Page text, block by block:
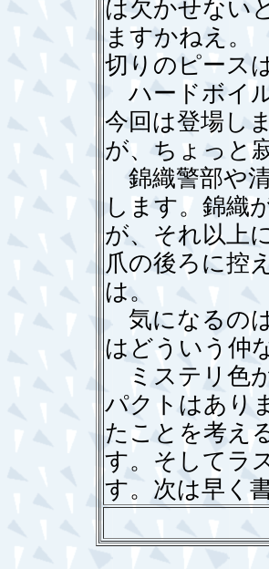
は欠かせない
ますかねえ。
切りのピース
ハードボイ
今回は登場し
が、ちょっと
錦織警部や
します。錦織
が、それ以上
爪の後ろに控
は。
気になるの
はどういう仲
ミステリ色
パクトはあり
たことを考え
す。そしてラ
す。次は早く